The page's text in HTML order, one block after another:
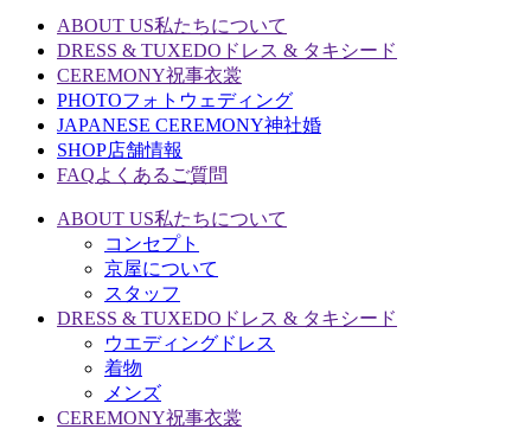
ABOUT US私たちについて
DRESS & TUXEDO ドレス & タキシード
CEREMONY祝事衣裳
PHOTOフォトウェディング
JAPANESE CEREMONY神社婚
SHOP店舗情報
FAQよくあるご質問
ABOUT US私たちについて
コンセプト
京屋について
スタッフ
DRESS & TUXEDO ドレス & タキシード
ウエディングドレス
着物
メンズ
CEREMONY祝事衣裳